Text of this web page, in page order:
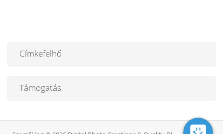
Címkefelhő
Támogatás